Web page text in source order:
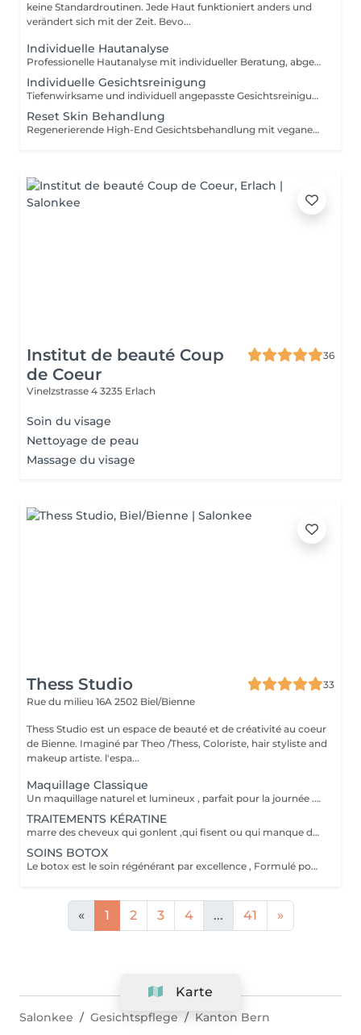
keine Standardroutinen. Jede Haut funktioniert anders und
verändert sich mit der Zeit. Bevo...
Individuelle Hautanalyse
Professionelle Hautanalyse mit individueller Beratung, abgestimmt auf Hautzustand, Hautgeschichte und die tatsächlichen Bedürfnisse deiner Haut. Bei AZ Beauty & Wellness steht keine standardisierte Behandlung im Mittelpunkt, sondern eine gezielte und ehrliche Einschätzung der Haut. Besonders bei sensibler Haut, Rosacea, Unreinheiten, Akne oder Pigmentflecken ist es wichtig, die Haut zuerst professionell zu beurteilen, bevor Wirkstoffe oder intensivere Behandlungen gewählt werden. Die Beratung dient auch dazu, mögliche Behandlungen sinnvoll einzuordnen und eine passende, realistische Pflege- oder Behandlungsstrategie zu erstellen. Inklusive: professionelle Hautanalyse Einschätzung von Hauttyp & Hautzustand Analyse von Sensibilität, Hautbalance & Hautstruktur Besprechung möglicher Einflussfaktoren individuelle Pflege- & Wirkstoffberatung professionelle Behandlungsempfehlung Es werden keine Produkte während der Beratung angewendet. Der Fokus liegt auf einer professionellen Einschätzung und einer individuell abgestimmten Empfehlung. Ideal bei: sensibler oder reaktiver Haut Rosacea Akne & Unreinheiten Pigmentflecken Unsicherheit bei Produkten oder Behandlungen Wunsch nach einer professionellen Hautbeurteilung Der Preis der Hautanalyse wird bei einer anschließenden Behandlung oder Kur angerechnet.
Individuelle Gesichtsreinigung
Tiefenwirksame und individuell angepasste Gesichtsreinigung zur Klärung, Balance und Pflege der Haut. Jede Behandlung wird auf den aktuellen Hautzustand abgestimmt ohne starre Abläufe oder unnötig aggressive Schritte. Ziel ist eine gesunde, ausgeglichene Haut und keine kurzfristige Überbehandlung. Gearbeitet wird mit hochwertigen dermokosmetischen Produkten und modernen Wirkstoffen, überwiegend vegan, hautfreundlich formuliert sowie frei von Parabenen und unnötig belastenden Inhaltsstoffen. Die verwendeten Produkte stammen aus dem professionellen medizinisch-kosmetischen Bereich und werden individuell an Hauttyp und Hautreaktivität angepasst. Inklusive: Hautanalyse Tiefenreinigung sanftes Peeling professionelle Ausreinigung bei Bedarf beruhigende Pflege individuell abgestimmte Wirkstoffe Abschlusspflege Ideal bei: verstopften Poren fahler oder gestresster Haut sensibler Haut ersten Unreinheiten unausgeglichener Hautbalance Die Haut wirkt frischer, klarer und sichtbar gepflegter ohne unnötige Reizung oder austrocknende Behandlung.
Reset Skin Behandlung
Regenerierende High-End Gesichtsbehandlung mit veganem PDRN, Clarivine und modernen Wirkstoffen aus der professionellen Dermokosmetik von Utsukusy Cosmetics. Die Behandlung wurde entwickelt, um die Haut intensiv zu regenerieren, die Hautbarriere zu unterstützen und den Teint sichtbar frischer, glatter und ausgeglichener wirken zu lassen ohne die Haut unnötig zu belasten. Gearbeitet wird mit hochwertigen Formulierungen aus der japanisch inspirierten Wirkstoffkosmetik von Utsukusy. Die verwendeten Produkte sind überwiegend vegan, frei von Parabenen und bekannt für ihre hautfreundlichen, modernen und leistungsstarken Wirkstoffkombinationen. Inklusive: individuelle Hautanalyse Tiefenreinigung intensive Wirkstoffversorgung mit veganem PDRN hydratisierende & regenerierende Pflege hautberuhigende Wirkstoffe individuell abgestimmte Abschlusspflege Ideal bei: müder oder fahler Haut feinen Linien Spannkraftverlust gestresster oder empfindlicher Haut ungleichmäßigem Hautbild ersten Zeichen der Hautalterung Die Kombination aus PDRN, Squalan und modernen regenerativen Wirkstoffen unterstützt die natürliche Hauterneuerung, verbessert die Hautqualität und sorgt für ein frisches, gesundes Glow-Finish mit natürlicher Ausstrahlung.
Institut de beauté Coup
de Coeur
36
Vinelzstrasse 4 3235 Erlach
Soin du visage
Nettoyage de peau
Massage du visage
Thess Studio
33
Rue du milieu 16A 2502 Biel/Bienne
Thess Studio est un espace de beauté et de créativité au coeur
de Bienne. Imaginé par Theo /Thess, Coloriste, hair styliste and
makeup artiste. l'espa...
Maquillage Classique
Un maquillage naturel et lumineux , parfait pour la journée . Teint parfait et naturels mise en valeur du regard et des lévres naturels
TRAITEMENTS KÉRATINE
marre des cheveux qui gonlent ,qui fisent ou qui manque de brillance et doucur ? le lissage à la kératine discipline ta chevelure tout en la réparent en profondeur . ce que ce soin Apporte . - cheveux plus maitriseés -Anti frisottis Longue durée -Brillance Mirroir
SOINS BOTOX
Le botox est le soin régénérant par excellence , Formulé pour réparer en profondeur, il rempli la fibre capillaire de kératine , de protéines et d'actifs hydratants afin de redonner force ,douceur et brillance . idéal pour les cheveux. - Abimés par la deco et chaleur -secs cassants ou ternes - boucles ou sensiblisés en manque de définition le resultat sont des cheveux - plus fort - plus soyeux au toucher incroyable . a refaire chaque mois pour une bonne Routine .
« 1 2 3 4 ... 41 »
Karte
Salonkee Gesichtspflege Kanton Bern